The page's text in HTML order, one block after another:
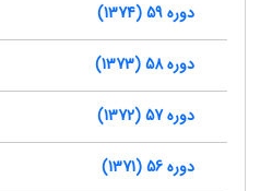
دوره 59 (1374)
دوره 58 (1373)
دوره 57 (1372)
دوره 56 (1371)